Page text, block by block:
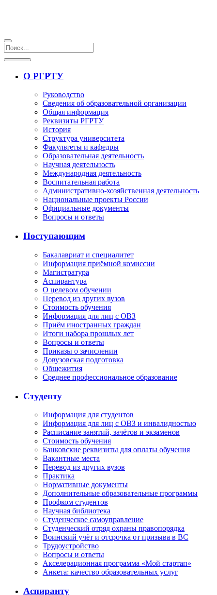
О РГРТУ
Руководство
Сведения об образовательной организации
Общая информация
Реквизиты РГРТУ
История
Структура университета
Факультеты и кафедры
Образовательная деятельность
Научная деятельность
Международная деятельность
Воспитательная работа
Административно-хозяйственная деятельность
Национальные проекты России
Официальные документы
Вопросы и ответы
Поступающим
Бакалавриат и специалитет
Информация приёмной комиссии
Магистратура
Аспирантура
О целевом обучении
Перевод из других вузов
Стоимость обучения
Информация для лиц с ОВЗ
Приём иностранных граждан
Итоги набора прошлых лет
Вопросы и ответы
Приказы о зачислении
Довузовская подготовка
Общежития
Среднее профессиональное образование
Студенту
Информация для студентов
Информация для лиц с ОВЗ и инвалидностью
Расписание занятий, зачётов и экзаменов
Стоимость обучения
Банковские реквизиты для оплаты обучения
Вакантные места
Перевод из других вузов
Практика
Нормативные документы
Дополнительные образовательные программы
Профком студентов
Научная библиотека
Студенческое самоуправление
Студенческий отряд охраны правопорядка
Воинский учёт и отсрочка от призыва в ВС
Трудоустройство
Вопросы и ответы
Акселерационная программа «Мой стартап»
Анкета: качество образовательных услуг
Аспиранту